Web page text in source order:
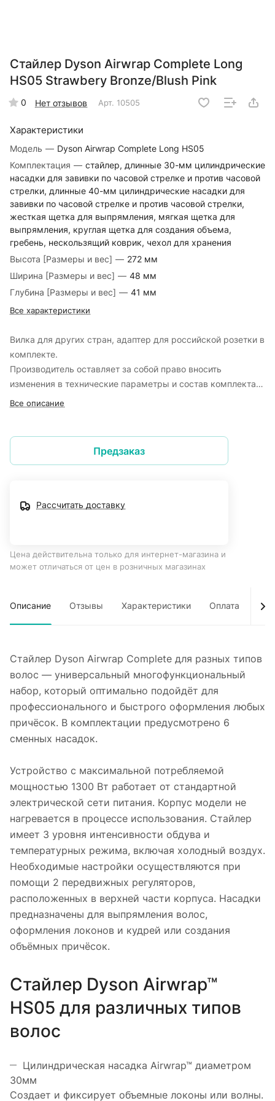
Стайлер Dyson Airwrap Complete Long
HS05 Strawbery Bronze/Blush Pink
0 Нет отзывов Арт. 10505
Характеристики
Модель — Dyson Airwrap Complete Long HS05
Комплектация — стайлер, длинные 30-мм цилиндрические
насадки для завивки по часовой стрелке и против часовой
стрелки, длинные 40-мм цилиндрические насадки для
завивки по часовой стрелке и против часовой стрелки,
жесткая щетка для выпрямления, мягкая щетка для
выпрямления, круглая щетка для создания объема,
гребень, нескользящий коврик, чехол для хранения
Высота [Размеры и вес] — 272 мм
Ширина [Размеры и вес] — 48 мм
Глубина [Размеры и вес] — 41 мм
Все характеристики
Вилка для других стран, адаптер для российской розетки в
комплекте.
Производитель оставляет за собой право вносить
изменения в технические параметры и состав комплекта
поставки продукции без предварительного уведомления.
Все описание
Предзаказ
Рассчитать доставку
Цена действительна только для интернет-магазина и
может отличаться от цен в розничных магазинах
Описание Отзывы Характеристики Оплата
Стайлер Dyson Airwrap Complete для разных типов
волос — универсальный многофункциональный
набор, который оптимально подойдёт для
профессионального и быстрого оформления любых
причёсок. В комплектации предусмотрено 6
сменных насадок.
Устройство с максимальной потребляемой
мощностью 1300 Вт работает от стандартной
электрической сети питания. Корпус модели не
нагревается в процессе использования. Стайлер
имеет 3 уровня интенсивности обдува и
температурных режима, включая холодный воздух.
Необходимые настройки осуществляются при
помощи 2 передвижных регуляторов,
расположенных в верхней части корпуса. Насадки
предназначены для выпрямления волос,
оформления локонов и кудрей или создания
объёмных причёсок.
Стайлер Dyson Airwrap™
HS05 для различных типов
волос
Цилиндрическая насадка Airwrap™ диаметром
30мм
Создает и фиксирует объемные локоны или волны.